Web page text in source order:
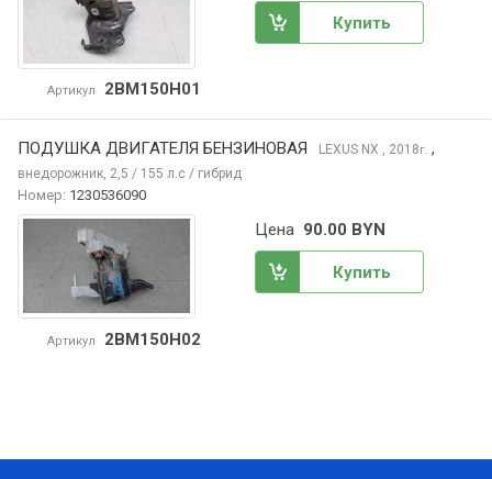
Артикул 2BM150H01
Купить
ПОДУШКА ДВИГАТЕЛЯ БЕНЗИНОВАЯ LEXUS NX , 2018г. ,
внедорожник, 2,5 / 155 л.с / гибрид
Номер: 1230536090
Артикул 2BM150H02
Цена 90.00 BYN
Купить